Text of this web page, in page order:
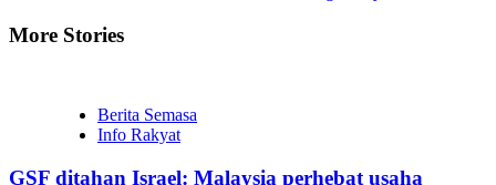
More Stories
Berita Semasa
Info Rakyat
GSF ditahan Israel: Malaysia perhebat usaha